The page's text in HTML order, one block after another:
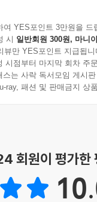
여 YES포인트 3만원을 드
시 일반회원 300원, 마니
뷰만 YES포인트 지급됩니
시점부터 마지막 회차 주
는 사락 독서모임 게시
ray, 패션 및 판매금지 상
회원이 평가한